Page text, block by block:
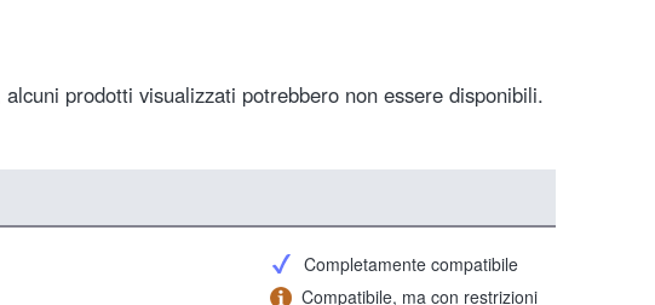
prodotti visualizzati potrebbero non essere disponibili.
Completamente compatibile
Compatibile, ma con restrizioni